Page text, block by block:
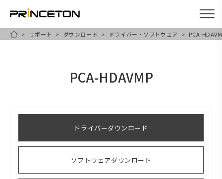
HOME
サポート ダウンロード ドライバー・ソフトウェア PCA-
PCA-HDAVMP
ドライバーダウンロード
ソフトウェアダウンロード